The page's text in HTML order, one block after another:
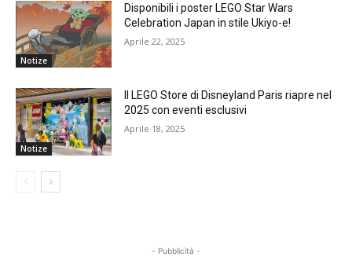
Notize
Disponibili i poster LEGO Star Wars
Celebration Japan in stile Ukiyo-e!
Aprile 22, 2025
Notize
Il LEGO Store di Disneyland Paris riapre nel
2025 con eventi esclusivi
Aprile 18, 2025
- Pubblicità -